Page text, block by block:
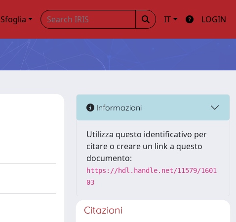
Sfoglia IT LOGIN
Informazioni
Utilizza questo identificativo per
citare o creare un link a questo
documento:
https://hdl.handle.net/11579/1601
03
Citazioni